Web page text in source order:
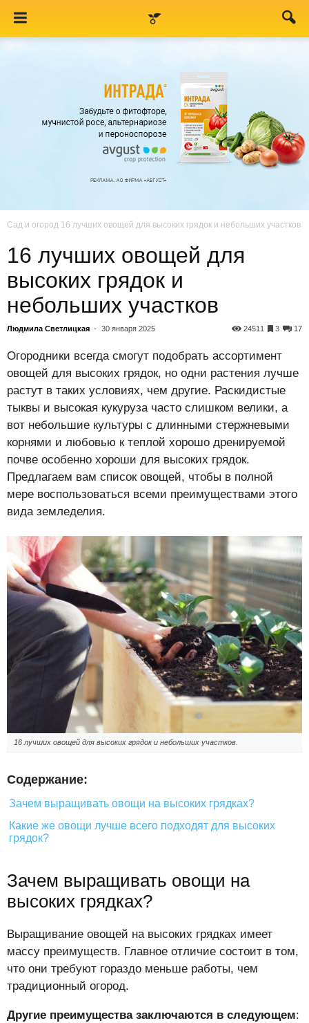
Сад и огород 16 лучших овощей для высоких грядок и небольших участков
16 лучших овощей для
высоких грядок и
небольших участков
Людмила Светлицкая - 30 января 2025 17
3
24511
Огородники всегда смогут подобрать ассортимент
овощей для высоких грядок, но одни растения лучше
растут в таких условиях, чем другие. Раскидистые
тыквы и высокая кукуруза часто слишком велики, а
вот небольшие культуры с длинными стержневыми
корнями и любовью к теплой хорошо дренируемой
почве особенно хороши для высоких грядок.
Предлагаем вам список овощей, чтобы в полной
мере воспользоваться всеми преимуществами этого
вида земледелия.
16 лучших овощей для высоких грядок и небольших участков.
Содержание:
Зачем выращивать овощи на высоких грядках?
Какие же овощи лучше всего подходят для высоких
грядок?
Зачем выращивать овощи на
высоких грядках?
Выращивание овощей на высоких грядках имеет
массу преимуществ. Главное отличие состоит в том,
что они требуют гораздо меньше работы, чем
традиционный огород.
Другие преимущества заключаются в следующем: